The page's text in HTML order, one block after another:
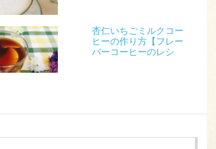
杏仁いちごミルクコー
ヒーの作り方【フレー
バーコーヒーのレシ